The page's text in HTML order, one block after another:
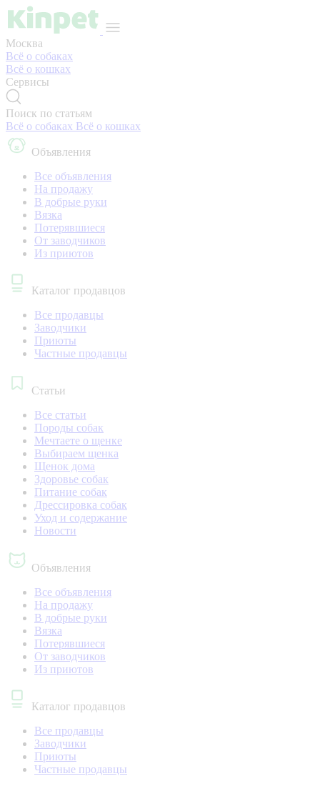
Москва
Всё о собаках
Всё о кошках
Сервисы
Поиск по статьям
Всё о собаках Всё о кошках
Объявления
Все объявления
На продажу
В добрые руки
Вязка
Потерявшиеся
От заводчиков
Из приютов
Каталог продавцов
Все продавцы
Заводчики
Приюты
Частные продавцы
Статьи
Все статьи
Породы собак
Мечтаете о щенке
Выбираем щенка
Щенок дома
Здоровье собак
Питание собак
Дрессировка собак
Уход и содержание
Новости
Объявления
Все объявления
На продажу
В добрые руки
Вязка
Потерявшиеся
От заводчиков
Из приютов
Каталог продавцов
Все продавцы
Заводчики
Приюты
Частные продавцы